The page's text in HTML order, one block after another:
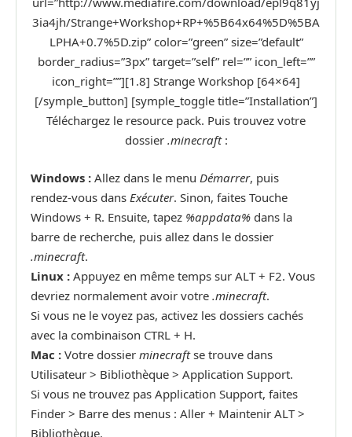
3ia4jh/Strange+Workshop+RP+%5B64x64%5D%5BA
LPHA+0.7%5D.zip” color=”green” size=”default”
border_radius=”3px” target=”self” rel=”” icon_left=””
icon_right=””][1.8] Strange Workshop [64×64]
[/symple_button] [symple_toggle title=”Installation”]
Téléchargez le resource pack. Puis trouvez votre
dossier .minecraft:
Windows : Allez dans le menu Démarrer, puis
rendez-vous dans Exécuter. Sinon, faites Touche
Windows + R. Ensuite, tapez %appdata% dans la
barre de recherche, puis allez dans le dossier
.minecraft.
Linux : Appuyez en même temps sur ALT + F2. Vous
devriez normalement avoir votre .minecraft.
Si vous ne le voyez pas, activez les dossiers cachés
avec la combinaison CTRL + H.
Mac : Votre dossier minecraftse trouve dans
Utilisateur > Bibliothèque > Application Support.
Si vous ne trouvez pas Application Support, faites
Finder > Barre des menus : Aller + Maintenir ALT >
Bibliothèque.